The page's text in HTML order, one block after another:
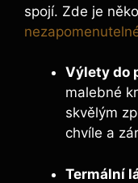
spojí. Zde je
Výlety do⁣
malebné
skvělým
chvíle a
Termální